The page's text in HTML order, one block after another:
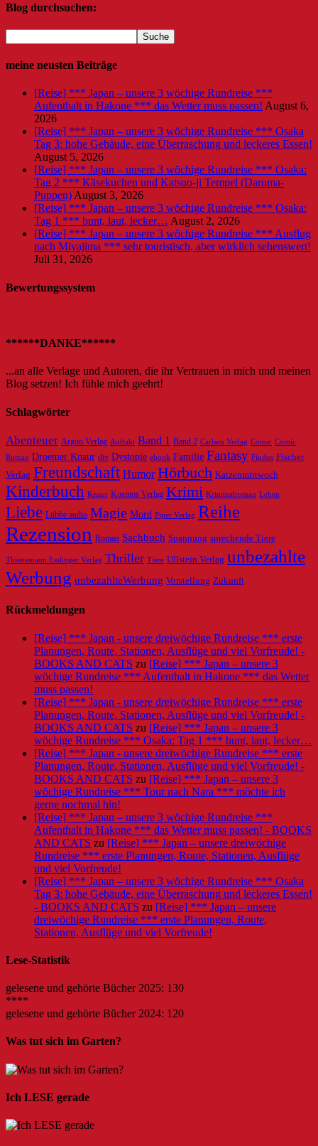
Blog durchsuchen:
meine neusten Beiträge
[Reise] *** Japan – unsere 3 wöchige Rundreise ***
Aufenthalt in Hakone *** das Wetter muss passen! August 6,
2026
[Reise] *** Japan – unsere 3 wöchige Rundreise *** Osaka
Tag 3: hohe Gebäude, eine Überraschung und leckeres Essen!
August 5, 2026
[Reise] *** Japan – unsere 3 wöchige Rundreise *** Osaka:
Tag 2 *** Käsekuchen und Katsuo-ji Tempel (Daruma-
Puppen) August 3, 2026
[Reise] *** Japan – unsere 3 wöchige Rundreise *** Osaka:
Tag 1 *** bunt, laut, lecker… August 2, 2026
[Reise] *** Japan – unsere 3 wöchige Rundreise *** Ausflug
nach Miyajima *** sehr touristisch, aber wirklich sehenswert!
Juli 31, 2026
Bewertungssystem
******DANKE******
...an alle Verlage und Autoren, die ihr Vertrauen in mich und meinen
Blog setzen! Ich fühle mich geehrt!
Schlagwörter
Abenteuer Argon Verlag Auftakt Band 1 Band 2 Carlsen Verlag Comic Comic
Roman Droemer Knaur dtv Dystopie ebook Familie Fantasy Findus Fischer
Verlag Freundschaft Humor Hörbuch Katzenmittwoch
Kinderbuch Knaur Kosmos Verlag Krimi Kriminalroman Leben
Liebe Lübbe audio Magie Mord Piper Verlag Reihe
Rezension Roman Sachbuch Spannung sprechende Tiere
Thienemann Esslinger Verlag Thriller Tiere Ullstein Verlag unbezahlte
Werbung unbezahlteWerbung Vorstellung Zukunft
Rückmeldungen
[Reise] *** Japan - unsere dreiwöchige Rundreise *** erste
Planungen, Route, Stationen, Ausflüge und viel Vorfreude! -
BOOKS AND CATS zu [Reise] *** Japan – unsere 3
wöchige Rundreise *** Aufenthalt in Hakone *** das Wetter
muss passen!
[Reise] *** Japan - unsere dreiwöchige Rundreise *** erste
Planungen, Route, Stationen, Ausflüge und viel Vorfreude! -
BOOKS AND CATS zu [Reise] *** Japan – unsere 3
wöchige Rundreise *** Osaka: Tag 1 *** bunt, laut, lecker…
[Reise] *** Japan - unsere dreiwöchige Rundreise *** erste
Planungen, Route, Stationen, Ausflüge und viel Vorfreude! -
BOOKS AND CATS zu [Reise] *** Japan – unsere 3
wöchige Rundreise *** Tour nach Nara *** möchte ich
gerne nochmal hin!
[Reise] *** Japan – unsere 3 wöchige Rundreise ***
Aufenthalt in Hakone *** das Wetter muss passen! - BOOKS
AND CATS zu [Reise] *** Japan – unsere dreiwöchige
Rundreise *** erste Planungen, Route, Stationen, Ausflüge
und viel Vorfreude!
[Reise] *** Japan – unsere 3 wöchige Rundreise *** Osaka
Tag 3: hohe Gebäude, eine Überraschung und leckeres Essen!
- BOOKS AND CATS zu [Reise] *** Japan – unsere
dreiwöchige Rundreise *** erste Planungen, Route,
Stationen, Ausflüge und viel Vorfreude!
Lese-Statistik
gelesene und gehörte Bücher 2025: 130
****
gelesene und gehörte Bücher 2024: 120
Was tut sich im Garten?
Ich LESE gerade